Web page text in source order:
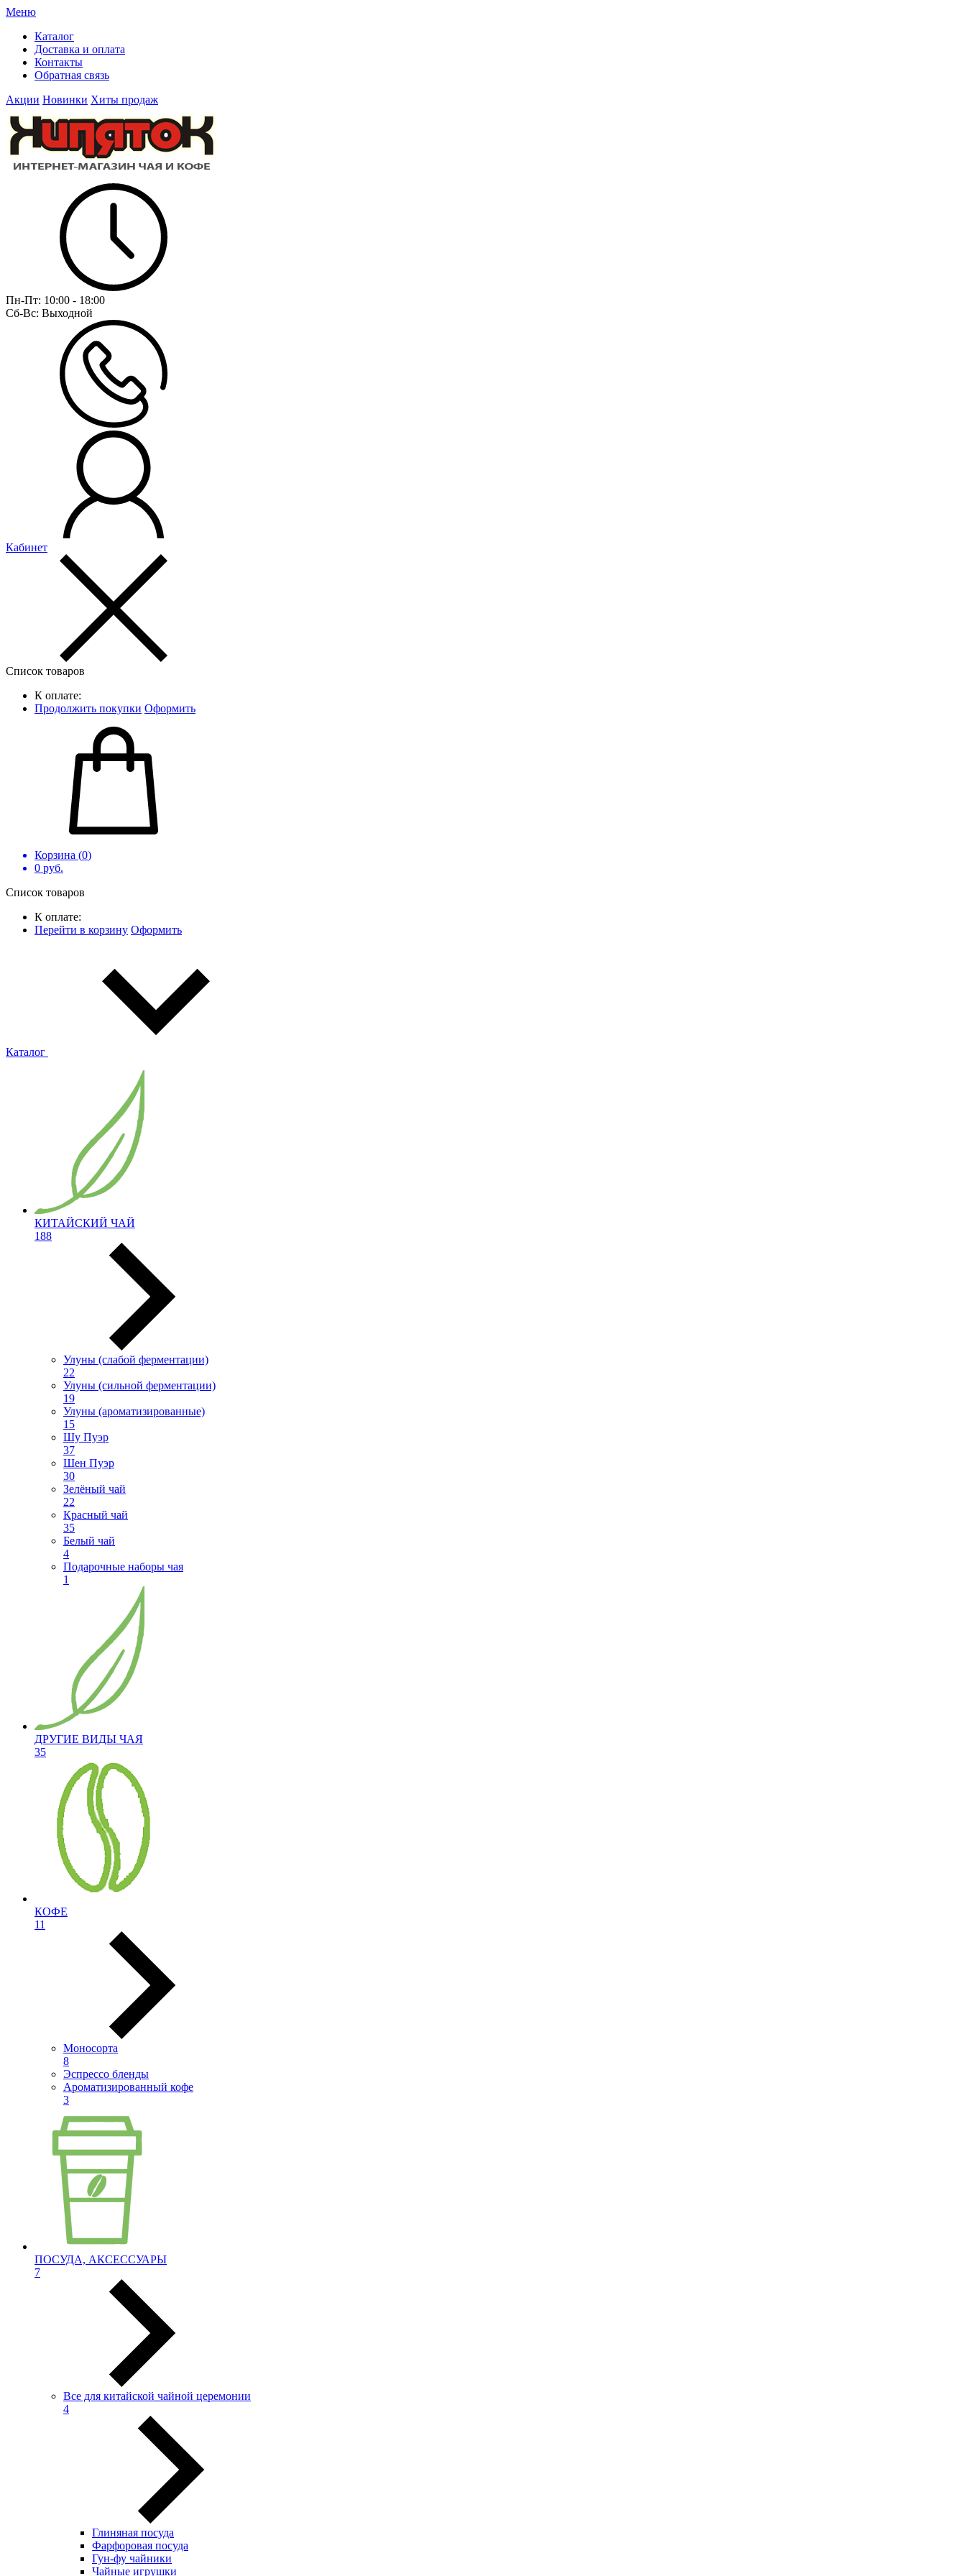
Меню
Каталог
Доставка и оплата
Контакты
Обратная связь
Акции Новинки Хиты продаж
Пн-Пт: 10:00 - 18:00
Сб-Вс: Выходной
Кабинет
Список товаров
К оплате:
Продолжить покупки Оформить
Корзина (0)
0 руб.
Список товаров
К оплате:
Перейти в корзину Оформить
Каталог
КИТАЙСКИЙ ЧАЙ
188
Улуны (слабой ферментации)
22
Улуны (сильной ферментации)
19
Улуны (ароматизированные)
15
Шу Пуэр
37
Шен Пуэр
30
Зелёный чай
22
Красный чай
35
Белый чай
4
Подарочные наборы чая
1
ДРУГИЕ ВИДЫ ЧАЯ
35
КОФЕ
11
Моносорта
8
Эспрессо бленды
Ароматизированный кофе
3
ПОСУДА, АКСЕССУАРЫ
7
Все для китайской чайной церемонии
4
Глиняная посуда
Фарфоровая посуда
Гун-фу чайники
Чайные игрушки